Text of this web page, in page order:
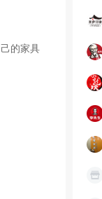
的家具